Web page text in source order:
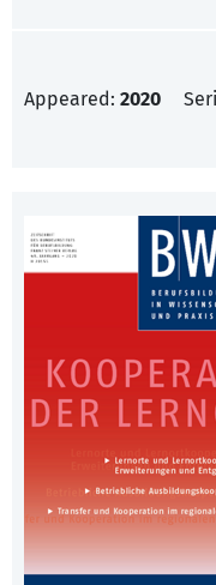
Appeared: 2020